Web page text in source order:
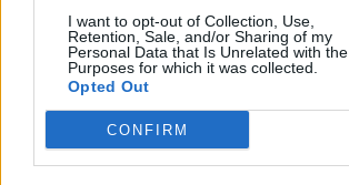
I want to opt-out of Collection, Use,
Retention, Sale, and/or Sharing of my
Personal Data that Is Unrelated with the
Purposes for which it was collected.
Opted Out
CONFIRM